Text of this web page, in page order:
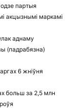
партыя
акцызнымі маркамі
аднаму
(падрабязна)
6 жніўня
больш за 2,5 млн